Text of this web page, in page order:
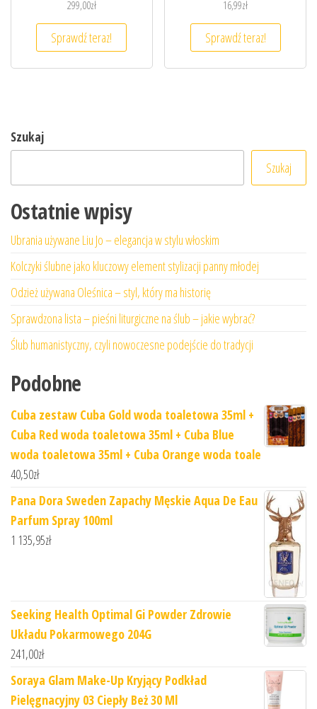
299,00zł
Sprawdź teraz!
16,99zł
Sprawdź teraz!
Szukaj
Szukaj
Ostatnie wpisy
Ubrania używane Liu Jo – elegancja w stylu włoskim
Kolczyki ślubne jako kluczowy element stylizacji panny młodej
Odzież używana Oleśnica – styl, który ma historię
Sprawdzona lista – pieśni liturgiczne na ślub – jakie wybrać?
Ślub humanistyczny, czyli nowoczesne podejście do tradycji
Podobne
Cuba zestaw Cuba Gold woda toaletowa 35ml +
Cuba Red woda toaletowa 35ml + Cuba Blue
woda toaletowa 35ml + Cuba Orange woda toale
40,50zł
Pana Dora Sweden Zapachy Męskie Aqua De Eau
Parfum Spray 100ml
1 135,95zł
Seeking Health Optimal Gi Powder Zdrowie
Układu Pokarmowego 204G
241,00zł
Soraya Glam Make-Up Kryjący Podkład
Pielęgnacyjny 03 Ciepły Beż 30 Ml